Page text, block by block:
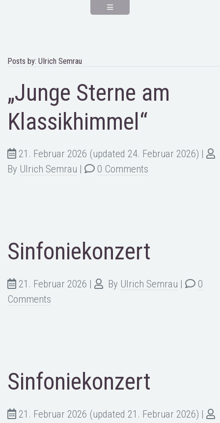
Posts by: Ulrich Semrau
„Junge Sterne am
Klassikhimmel“
21. Februar 2026 (updated 24. Februar 2026)
By Ulrich Semrau 0 Comments
Sinfoniekonzert
21. Februar 2026 | By Ulrich Semrau |
0
Comments
Sinfoniekonzert
21. Februar 2026 (updated 21. Februar 2026) |